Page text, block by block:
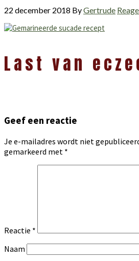
22 december 2018 ByGertrude
Interacties
Last van
Geef een reactie
Je e-mailadres wordt niet
gemarkeerd met *
Reactie *
Naam